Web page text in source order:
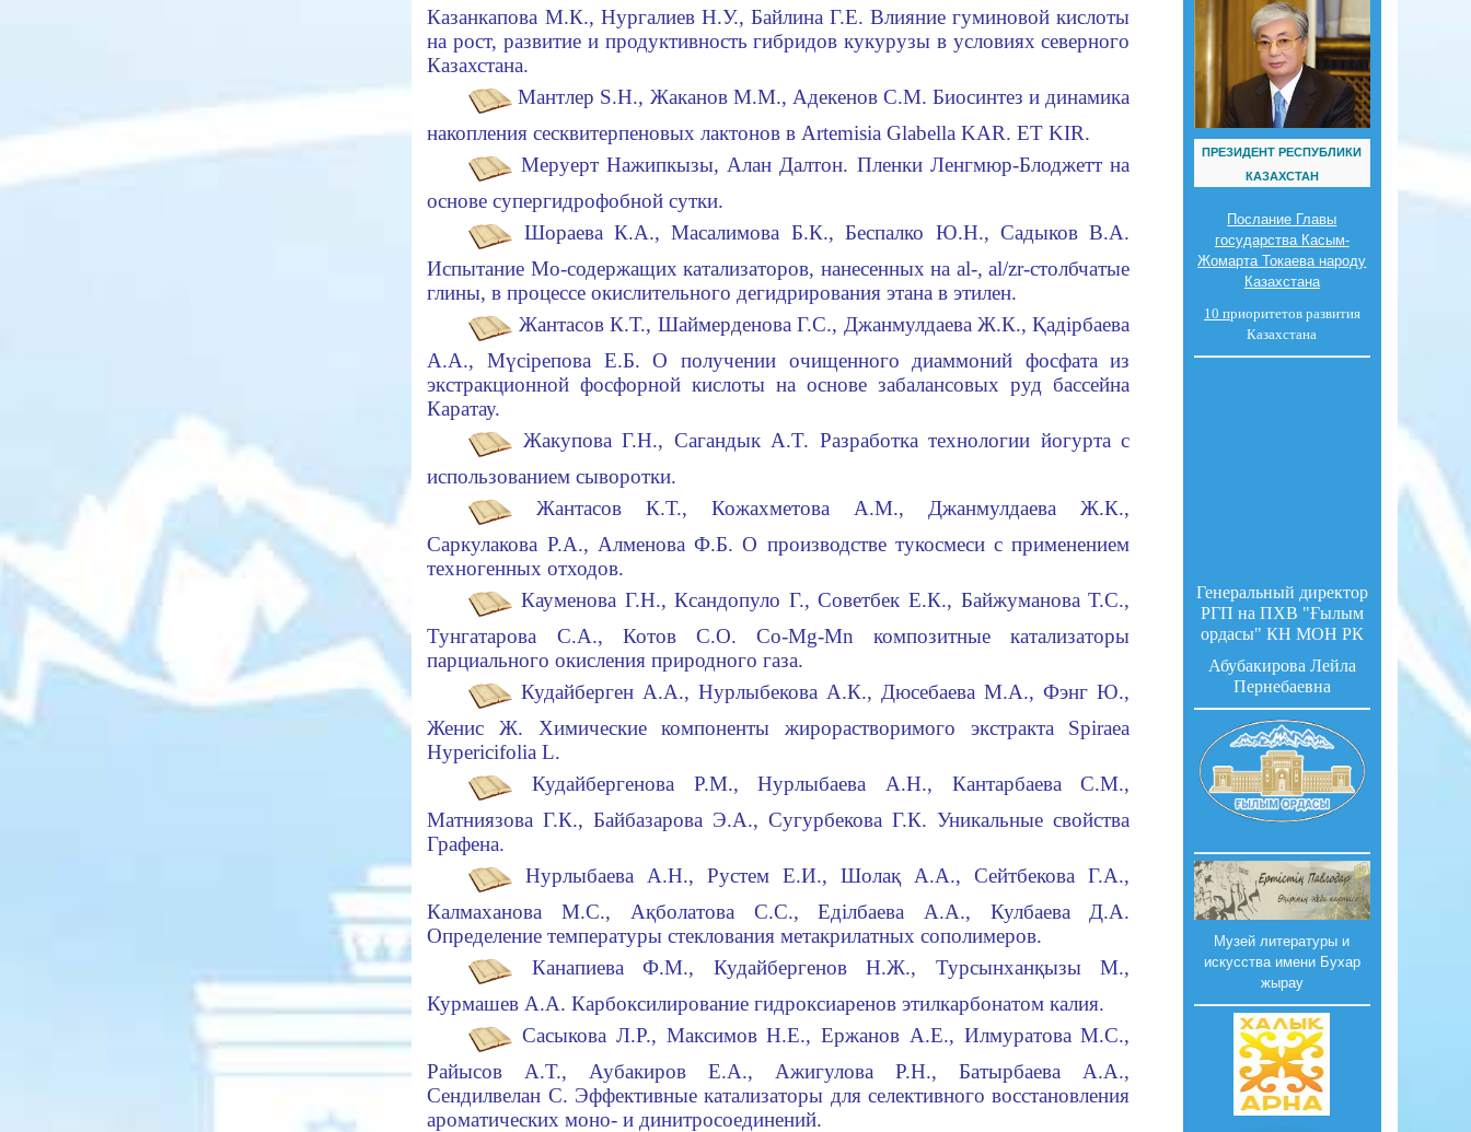
Казанкапова М.К., Нургалиев Н.У., Байлина Г.Е. Влияние гуминовой кислоты
на рост, развитие и продуктивность гибридов кукурузы в условиях северного
Казахстана.
Мантлер S.Н., Жаканов M.M., Адекенов С.M. Биосинтез и динамика
накопления сесквитерпеновых лактонов в Artemisia Glabella KAR. ET KIR.
Меруерт Нажипкызы, Алан Далтон. Пленки Ленгмюр-Блоджетт на
основе супергидрофобной сутки.
Шораева К.А., Масалимова Б.К., Беспалко Ю.Н., Садыков В.А.
Испытание Мо-содержащих катализаторов, нанесенных на al-, al/zr-столбчатые
глины, в процессе окислительного дегидрирования этана в этилен.
Жантасов К.Т., Шаймерденова Г.С., Джанмулдаева Ж.К., Қадiрбаева
А.А., Мүсірепова Е.Б. О получении очищенного диаммоний фосфата из
экстракционной фосфорной кислоты на основе забалансовых руд бассейна
Каратау.
Жакупова Г.Н., Сагандык A.T. Разработка технологии йогурта с
использованием сыворотки.
Жантасов К.Т., Кожахметова А.М., Джанмулдаева Ж.К.,
Саркулакова Р.А., Алменова Ф.Б. О производстве тукосмеси с применением
техногенных отходов.
Кауменова Г.Н., Ксандопуло Г., Советбек Е.К., Байжуманова Т.С.,
Тунгатарова С.А., Котов С.О. Co-Mg-Mn композитные катализаторы
парциального окисления природного газа.
Кудайберген А.А., Нурлыбекова А.К., Дюсебаева М.А., Фэнг Ю.,
Женис Ж. Химические компоненты жирорастворимого экстракта Spiraea
Hypericifolia L.
Кудайбергенова Р.М., Нурлыбаева А.Н., Кантарбаева С.М.,
Матниязова Г.К., Байбазарова Э.А., Сугурбекова Г.К. Уникальные свойства
Графена.
Нурлыбаева А.Н., Рустем Е.И., Шолақ А.А., Сейтбекова Г.А.,
Калмаханова М.С., Ақболатова С.С., Еділбаева А.А., Кулбаева Д.А.
Определение температуры стеклования метакрилатных сополимеров.
Канапиева Ф.М., Кудайбергенов Н.Ж., Турсынханқызы М.,
Курмашев А.А. Карбоксилирование гидроксиаренов этилкарбонатом калия.
Сасыкова Л.Р., Максимов Н.Е., Ержанов А.Е., Илмуратова М.С.,
Райысов А.Т., Аубакиров Е.А., Ажигулова Р.Н., Батырбаева А.А.,
Сендилвелан С. Эффективные катализаторы для селективного восстановления
ароматических моно- и динитросоединений.
ПРЕЗИДЕНТ РЕСПУБЛИКИ
КАЗАХСТАН
Послание Главы
государства Касым-
Жомарта Токаева народу
Казахстана
10 приоритетов развития
Казахстана
Генеральный директор
РГП на ПХВ "Ғылым
ордасы" КН МОН РК
Абубакирова Лейла
Пернебаевна
Музей литературы и
искусства имени Бухар
жырау